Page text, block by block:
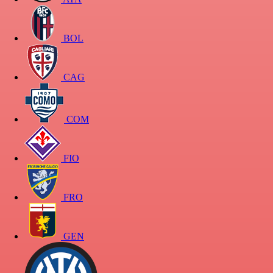
BOL
CAG
COM
FIO
FRO
GEN